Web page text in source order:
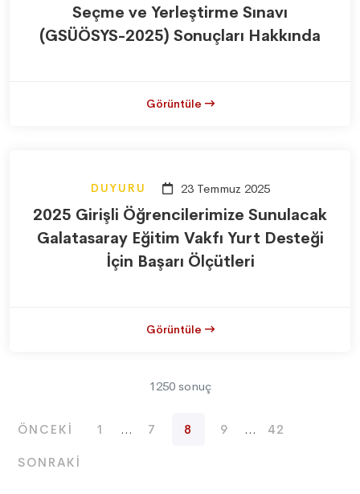
Seçme ve Yerleştirme Sınavı
(GSÜÖSYS-2025) Sonuçları Hakkında
Görüntüle
DUYURU 23 Temmuz 2025
2025 Girişli Öğrencilerimize Sunulacak
Galatasaray Eğitim Vakfı Yurt Desteği
İçin Başarı Ölçütleri
Görüntüle
1250 sonuç
ÖNCEKI 1 ... 7 8 9 ... 42
SONRAKI